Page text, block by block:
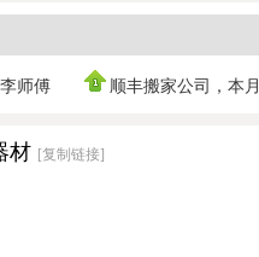
师傅 顺丰搬家公司，本
材 [复制链接]